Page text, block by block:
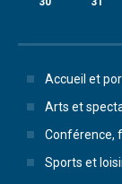
Accueil et
Arts et
Conférence,
Sports et